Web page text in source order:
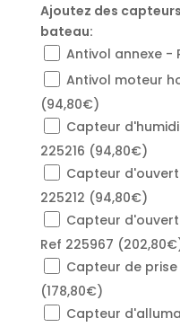
Ajoutez des
bateau:
Antivol annexe -
Antivol moteur
(94,80€)
Capteur
225216 (94,80€)
Capteur
225212 (94,80€)
Capteur
Ref 225967
Capteur de
(178,80€)
Capteur